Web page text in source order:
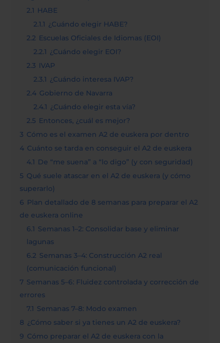
2.1 HABE
2.1.1 ¿Cuándo elegir HABE?
2.2 Escuelas Oficiales de Idiomas (EOI)
2.2.1 ¿Cuándo elegir EOI?
2.3 IVAP
2.3.1 ¿Cuándo interesa IVAP?
2.4 Gobierno de Navarra
2.4.1 ¿Cuándo elegir esta vía?
2.5 Entonces, ¿cuál es mejor?
3 Cómo es el examen A2 de euskera por dentro
4 Cuánto se tarda en conseguir el A2 de euskera
4.1 De “me suena” a “lo digo” (y con seguridad)
5 Qué suele atascar en el A2 de euskera (y cómo
superarlo)
6 Plan detallado de 8 semanas para preparar el A2
de euskera online
6.1 Semanas 1–2: Consolidar base y eliminar
lagunas
6.2 Semanas 3–4: Construcción A2 real
(comunicación funcional)
7 Semanas 5–6: Fluidez controlada y corrección de
errores
7.1 Semanas 7–8: Modo examen
8 ¿Cómo saber si ya tienes un A2 de euskera?
9 Cómo preparar el A2 de euskera con la